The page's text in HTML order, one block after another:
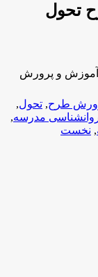
تحول
آموزش و پرورش
طرح, تحول,
مدرسه,
, نخست